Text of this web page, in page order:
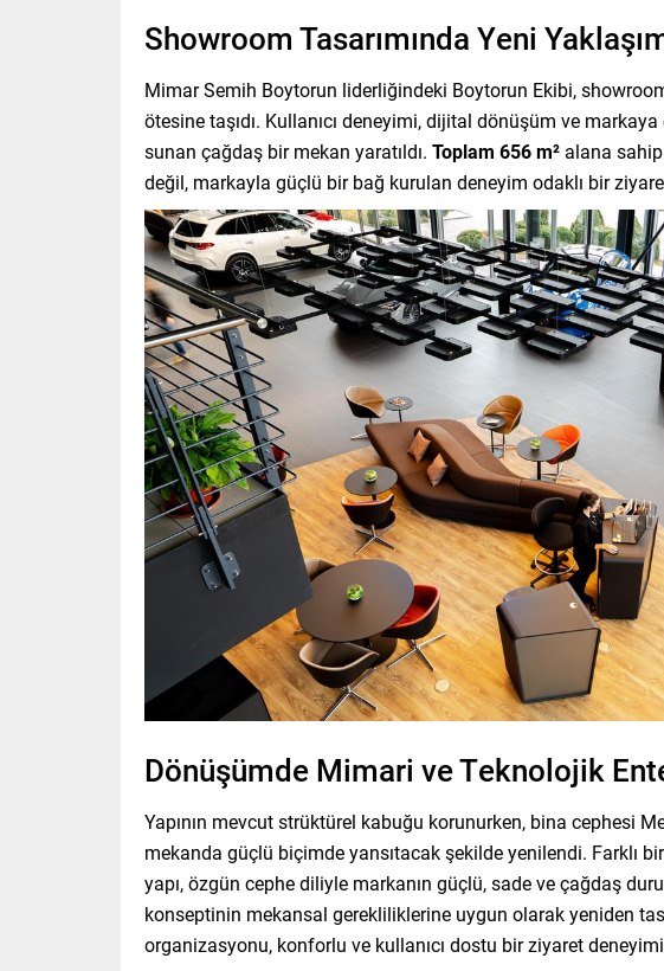
Showroom Tasarımında Yeni
Mimar Semih Boytorun liderliğindeki Boytorun Ekibi,
ötesine taşıdı. Kullanıcı deneyimi, dijital dönüşüm ve
sunan çağdaş bir mekan yaratıldı. Toplam 656 m² alana
değil, markayla güçlü bir bağ kurulan deneyim odaklı bir
Dönüşümde Mimari ve Teknolojik
Yapının mevcut strüktürel kabuğu korunurken, bina cephesi
mekanda güçlü biçimde yansıtacak şekilde yenilendi. Farklı
yapı, özgün cephe diliyle markanın güçlü, sade ve çağdaş
konseptinin mekansal gerekliliklerine uygun olarak yeniden
organizasyonu, konforlu ve kullanıcı dostu bir ziyaret